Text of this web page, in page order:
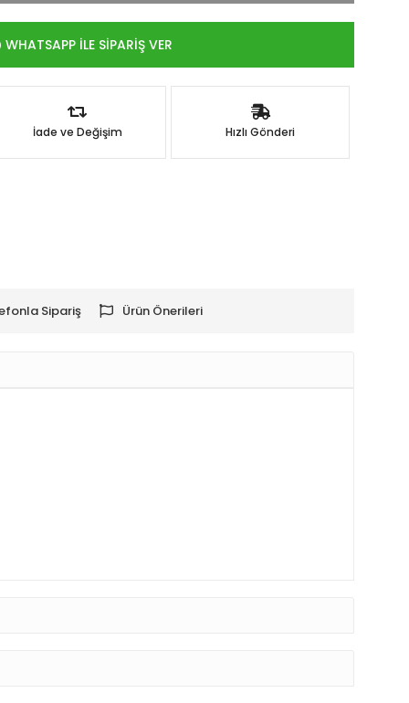
WHATSAPP İLE SİPARİŞ VER
İade ve Değişim Hızlı Gönderi
Sipariş Ürün Önerileri